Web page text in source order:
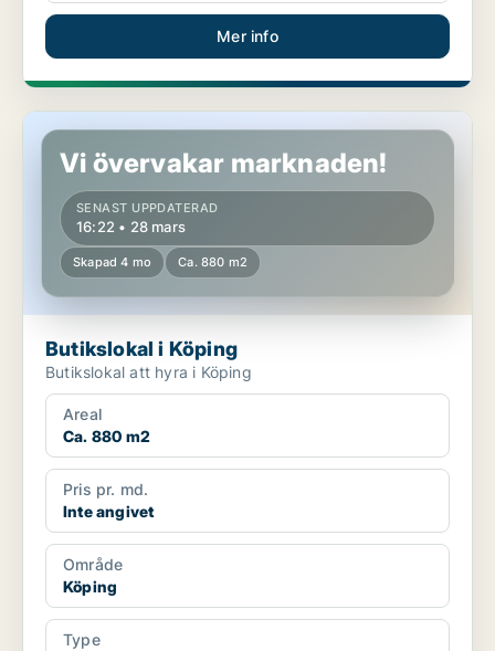
Mer info
Butikslokal i Köping
Vi övervakar marknaden!
SENAST UPPDATERAD
16:22 • 28 mars
Skapad 4 mo Ca. 880 m2
Butikslokal i Köping
Butikslokal att hyra i Köping
Areal
Ca. 880 m2
Pris pr. md.
Inte angivet
Område
Köping
Type